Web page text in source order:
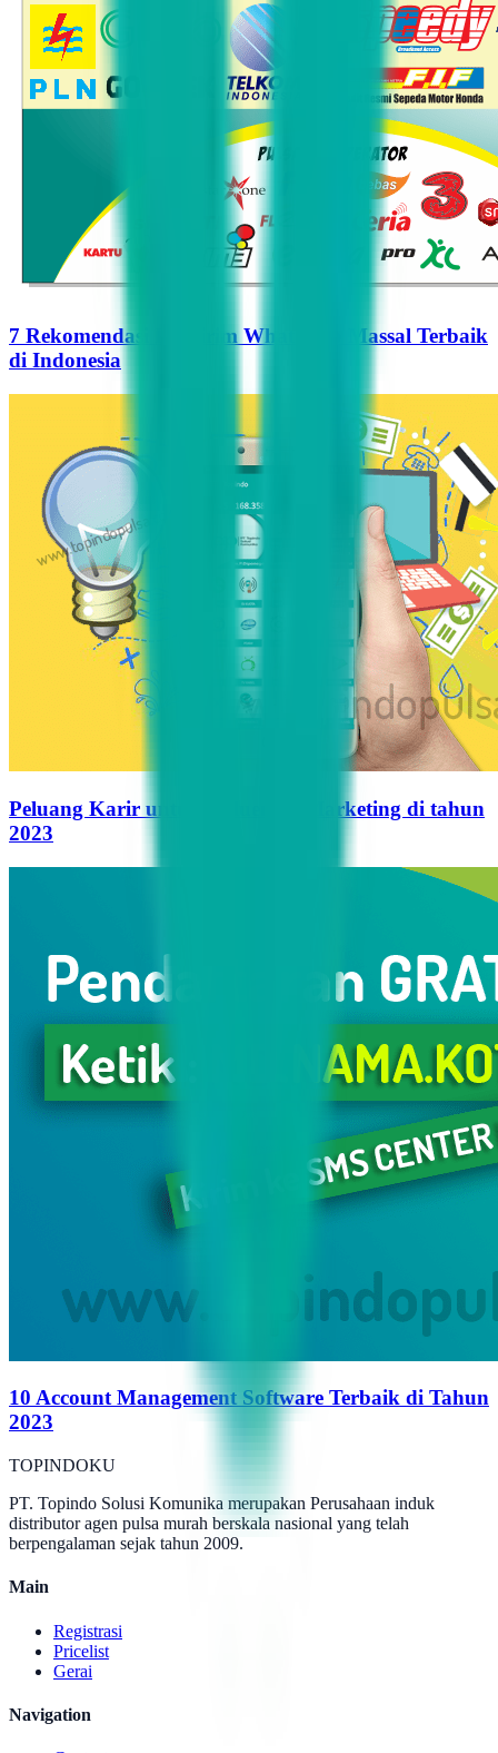
7 Rekomendasi Pengirim WhatsApp Massal Terbaik
di Indonesia
Peluang Karir untuk Influencer Marketing di tahun
2023
10 Account Management Software Terbaik di Tahun
2023
TOPINDOKU
PT. Topindo Solusi Komunika merupakan Perusahaan induk
distributor agen pulsa murah berskala nasional yang telah
berpengalaman sejak tahun 2009.
Main
Registrasi
Pricelist
Gerai
Navigation